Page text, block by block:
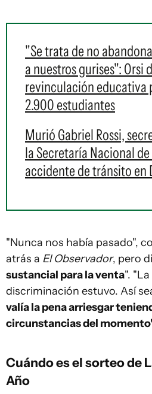
"Se trata de no
a nuestros gurises": Orsi
revinculación educativa
2.900 estudiantes
Murió Gabriel Rossi,
la Secretaría Nacional
accidente de tránsito en
"Nunca nos había pasado",
atrás a El Observador, pero
sustancial para la venta".
discriminación estuvo. Así
valía la pena arriesgar
circunstancias del
Cuándo es el sorteo de
Año